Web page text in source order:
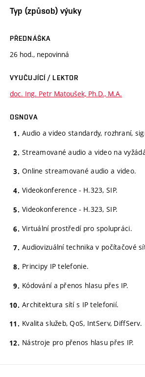
Typ (způsob) výuky
PŘEDNÁŠKA
26 hod., nepovinná
VYUČUJÍCÍ / LEKTOR
doc. Ing. Petr Matoušek, Ph.D., M.A.
OSNOVA
Audio a video standardy, rozhraní,
Streamované audio a video na
Online streamované audio a video.
Videokonference - H.323, SIP.
Videokonference - H.323, SIP.
Virtuální prostředí pro spolupráci.
Audiovizuální technika v počítačové
Principy IP telefonie.
Kódování a přenos hlasu přes IP.
Architektura sítí s IP telefonií.
Kvalita služeb, QoS, IntServ, DiffServ.
Nástroje pro přenos hlasu přes IP.